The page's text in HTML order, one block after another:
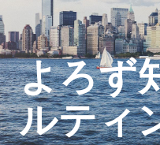
よろず
ルティ
生成AIを活用
生成AIとの「壁打ち」